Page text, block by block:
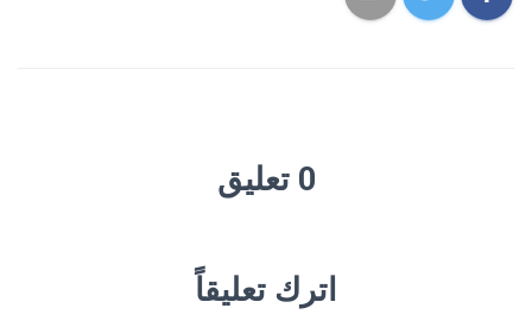
0 تعليق
اترك تعليقاً